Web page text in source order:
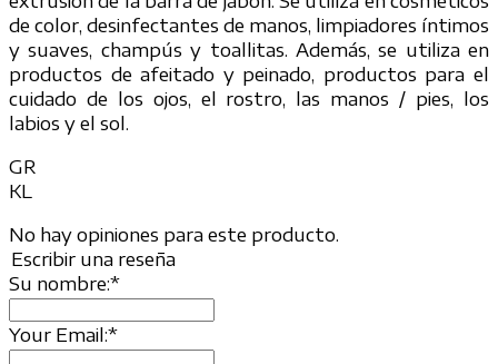
de color, desinfectantes de manos, limpiadores íntimos
y suaves, champús y toallitas. Además, se utiliza en
productos de afeitado y peinado, productos para el
cuidado de los ojos, el rostro, las manos / pies, los
labios y el sol.
GR
KL
No hay opiniones para este producto.
Escribir una reseña
Su nombre:*
Your Email:*